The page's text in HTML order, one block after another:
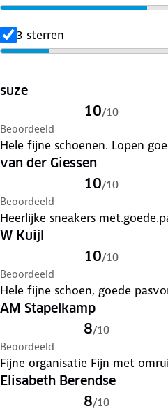
3 sterren
suze
10/10
Beoordeeld
Hele fijne schoenen. Lopen
van der Giessen
10/10
Beoordeeld
Heerlijke sneakers
W Kuijl
10/10
Beoordeeld
Hele fijne schoen, goede
AM Stapelkamp
8/10
Beoordeeld
Fijne organisatie
Elisabeth Berendse
8/10